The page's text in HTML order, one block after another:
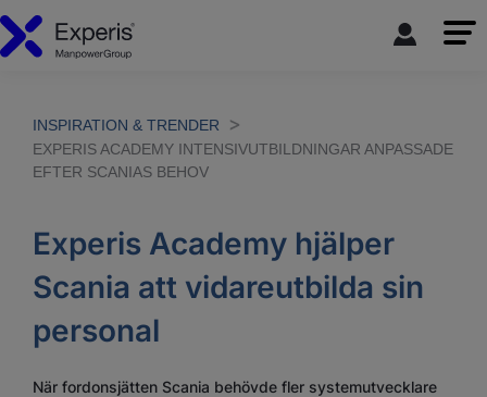
INSPIRATION & TRENDER
EXPERIS ACADEMY INTENSIVUTBILDNINGAR ANPASSADE
EFTER SCANIAS BEHOV
Experis Academy hjälper
Scania att vidareutbilda sin
personal
När fordonsjätten Scania behövde fler systemutvecklare